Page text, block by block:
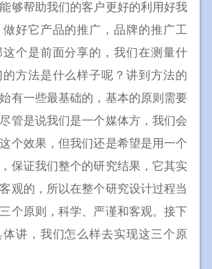
够帮助我们的客户更好的利用好我
好它产品的推广，品牌的推广工
个是前面分享的，我们在测量什
方法是什么样子呢？讲到方法的
有一些最基础的，基本的原则需要
管是说我们是一个媒体方，我们会
个效果，但我们还是希望是用一个
保证我们整个的研究结果，它其实
观的，所以在整个研究设计过程当
个原则，科学、严谨和客观。接下
讲，我们怎么样去实现这三个原